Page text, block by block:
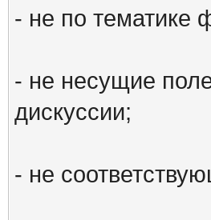
- не по тематике
- не несущие
дискуссии;
- не